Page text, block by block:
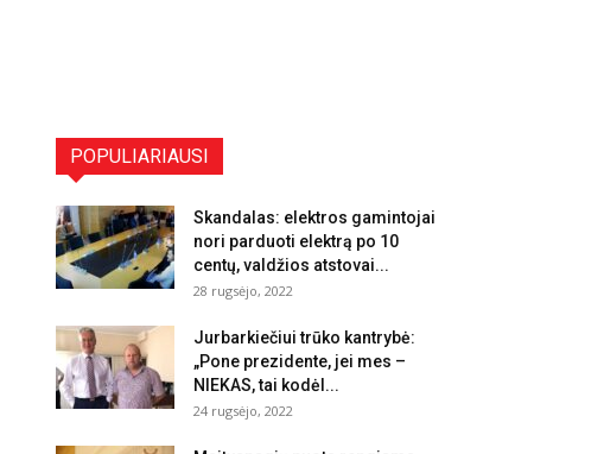
POPULIARIAUSI
Skandalas: elektros gamintojai
nori parduoti elektrą po 10
centų, valdžios atstovai...
28 rugsėjo, 2022
Jurbarkiečiui trūko kantrybė:
„Pone prezidente, jei mes –
NIEKAS, tai kodėl...
24 rugsėjo, 2022